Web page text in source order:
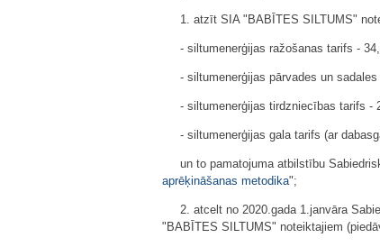
1. atzīt SIA "BABĪTES SILTUMS"
- siltumenerģijas ražošanas tarifs -
- siltumenerģijas pārvades un
- siltumenerģijas tirdzniecības tarifs -
- siltumenerģijas gala tarifs (ar
un to pamatojuma atbilstību
aprēķināšanas metodika";
2. atcelt no 2020.gada 1.janvāra
"BABĪTES SILTUMS" noteiktajiem